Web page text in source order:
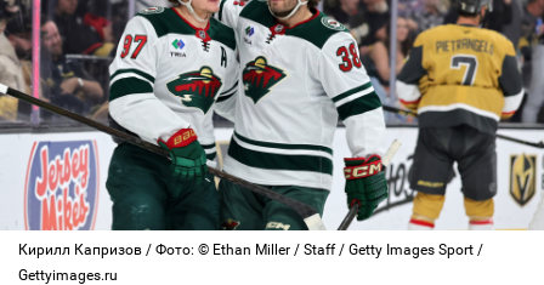
Кирилл Капризов / Фото: © Ethan Miller / Staff / Getty Images Sport /
Gettyimages.ru